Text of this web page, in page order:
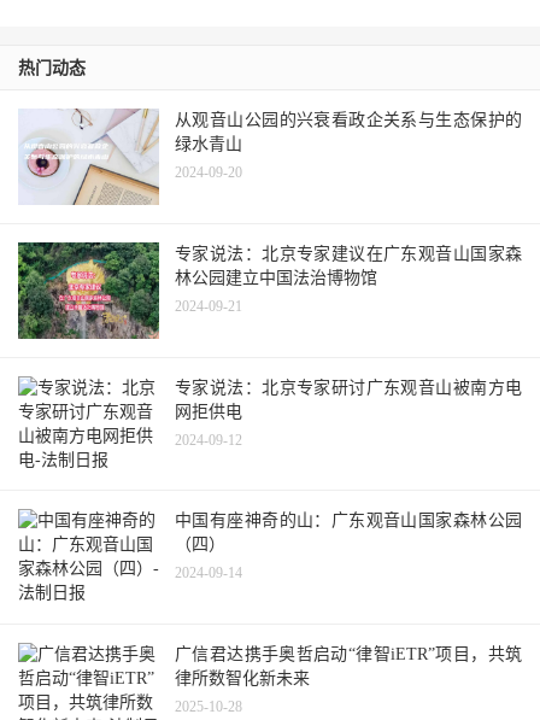
热门动态
从观音山公园的兴衰看政企关系与生态保护的
绿水青山
2024-09-20
专家说法：北京专家建议在广东观音山国家森
林公园建立中国法治博物馆
2024-09-21
专家说法：北京专家研讨广东观音山被南方电
网拒供电
2024-09-12
中国有座神奇的山：广东观音山国家森林公园
（四）
2024-09-14
广信君达携手奥哲启动“律智iETR”项目，共筑
律所数智化新未来
2025-10-28